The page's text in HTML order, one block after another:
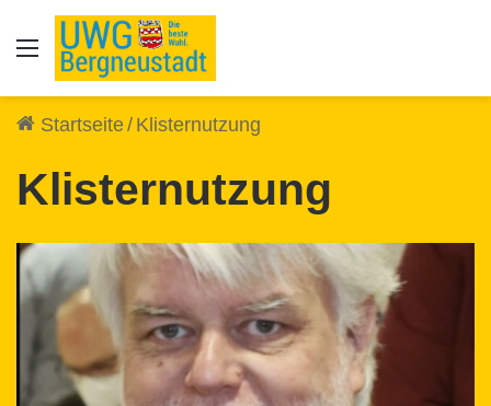
Auswahl
Startseite/ Klisternutzung
Klisternutzung